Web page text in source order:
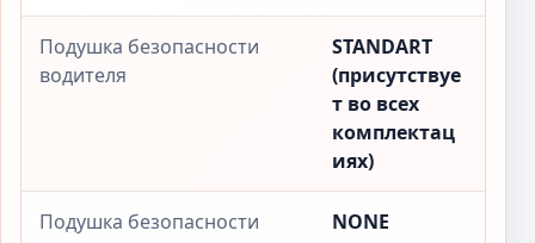
Подушка безопасности
водителя
STANDART
(присутствуе
т во всех
комплектац
иях)
Подушка безопасности
NONE